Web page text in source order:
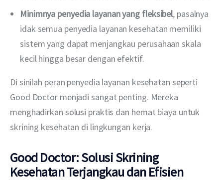
Minimnya penyedia layanan yang fleksibel, pasalnya
idak semua penyedia layanan kesehatan memiliki
sistem yang dapat menjangkau perusahaan skala
kecil hingga besar dengan efektif.
Di sinilah peran penyedia layanan kesehatan seperti
Good Doctor menjadi sangat penting. Mereka
menghadirkan solusi praktis dan hemat biaya untuk
skrining kesehatan di lingkungan kerja.
Good Doctor: Solusi Skrining
Kesehatan Terjangkau dan Efisien